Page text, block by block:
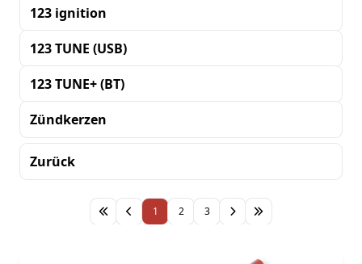
123 ignition
123 TUNE (USB)
123 TUNE+ (BT)
Zündkerzen
Zurück
1 2 3